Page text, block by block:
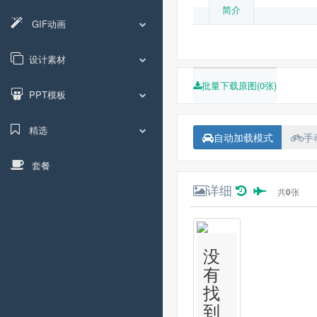
GIF动画
设计素材
PPT模板
精选
套餐
简介
批量下载原图(0张)
自动加载模式 手
详细 共0张
没
有
找
到